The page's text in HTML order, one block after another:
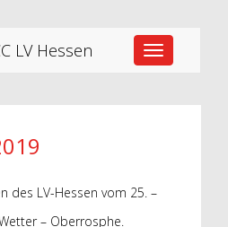
Toggle
LV Hessen
des LV-Hessen vom 25. –
– Oberrosphe.